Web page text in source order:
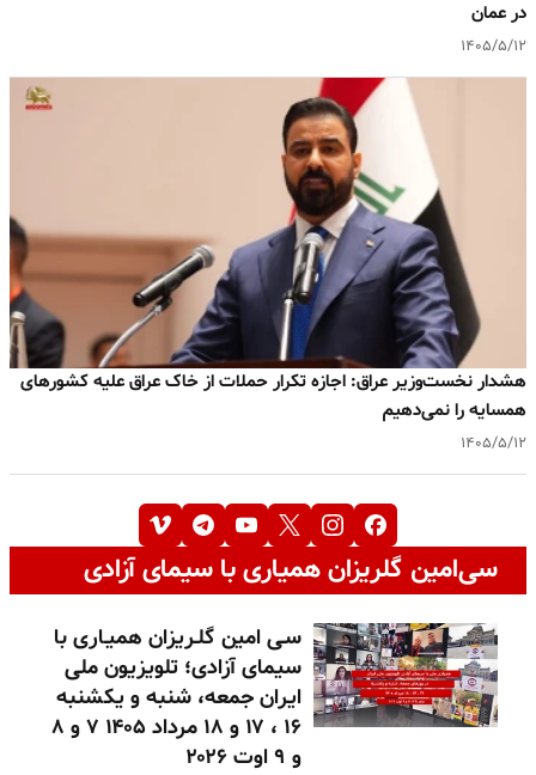
در عمان
۱۴۰۵/۵/۱۲
هشدار نخست‌وزیر عراق: اجازه تکرار حملات از خاک عراق علیه کشورهای
همسایه را نمی‌دهیم
۱۴۰۵/۵/۱۲
سی‌امین گلریزان همیاری با سیمای آزادی
سـی امین گلـریزان همیـاری با
سیمای آزادی؛ تلویزیون ملی
ایران جمعه، شنبه و یکشنبه
۱۶ ، ۱۷ و ۱۸ مرداد ۱۴۰۵ ۷ و ۸
و ۹ اوت ۲۰۲۶